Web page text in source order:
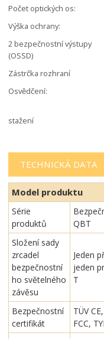
Počet optických os:
Výška ochrany:
2 bezpečnostní výstupy
(OSSD)
Zástrčka rozhraní
Osvědčení:
stažení
TECHNICKÁ DATA
Model produktu
Série
produktů
QBT
Složení sady
zrcadel
bezpečnostní
ho světelného
závěsu
Jeden
jeden
T
Bezpečnostní
certifikát
TÜV
FCC,